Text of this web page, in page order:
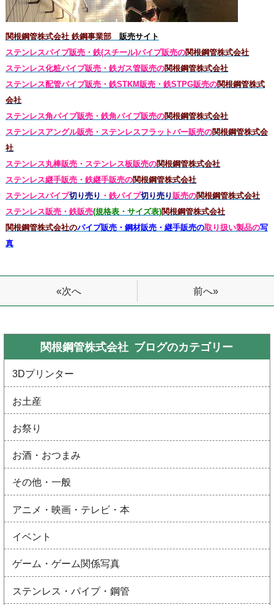
関根鋼管株式会社 鉄鋼事業部 販売サイト
ステンレスパイプ販売・鉄(スチール)パイプ販売の関根鋼管株式会社
ステンレス化粧パイプ販売・鉄ガス管販売の関根鋼管株式会社
ステンレス配管パイプ販売・鉄STKM販売・鉄STPG販売の関根鋼管株式
会社
ステンレス角パイプ販売・鉄角パイプ販売の関根鋼管株式会社
ステンレスアングル販売・ ステンレスフラットバー販売の関根鋼管株式会
社
ステンレス丸棒販売・ ステンレス板販売の関根鋼管株式会社
ステンレス継手販売・鉄継手販売の関根鋼管株式会社
ステンレスパイプ切り売り ・鉄パイプ切り売り 販売の関根鋼管株式会社
ステンレス販売・鉄販売(規格表・サイズ表)関根鋼管株式会社
関根鋼管株式会社のパイプ販売・鋼材販売・継手販売の取り扱い製品の写
真
«次へ 前へ»
関根鋼管株式会社 ブログのカテゴリー
3Dプリンター
お土産
お祭り
お酒・おつまみ
その他・一般
アニメ・映画・テレビ・本
イベント
ゲーム・ゲーム関係写真
ステンレス・パイプ・鋼管